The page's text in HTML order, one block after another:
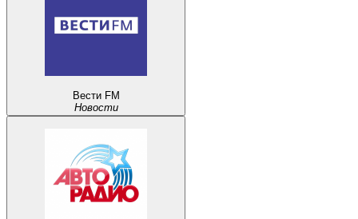
Вести FM
Новости